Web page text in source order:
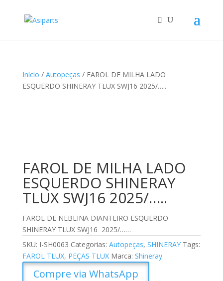
Início / Autopeças / FAROL DE MILHA LADO
ESQUERDO SHINERAY TLUX SWJ16 2025/…..
FAROL DE MILHA LADO
ESQUERDO SHINERAY
TLUX SWJ16 2025/…..
FAROL DE NEBLINA DIANTEIRO ESQUERDO
SHINERAY TLUX SWJ16 2025/……
SKU: I-SH0063 Categorias: Autopeças, SHINERAY Tags:
FAROL TLUX, PEÇAS TLUX Marca: Shineray
Compre via WhatsApp